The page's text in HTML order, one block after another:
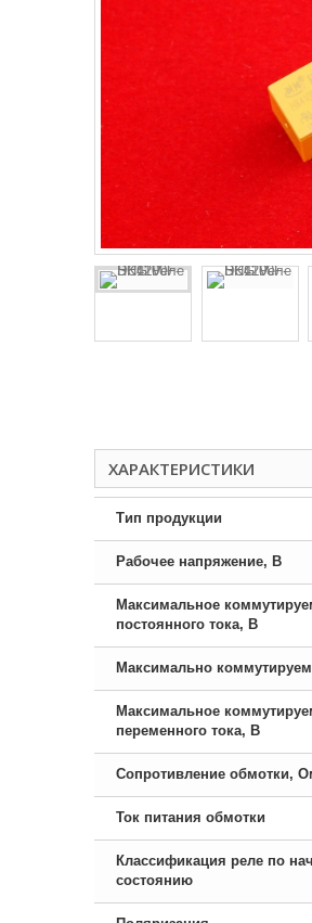
ХАРАКТЕРИСТИКИ
Тип продукции
Рабочее напряжение, В
Максимальное
постоянного тока, В
Максимально
Максимальное
переменного тока, В
Сопротивление обмотки,
Ток питания обмотки
Классификация реле по
состоянию